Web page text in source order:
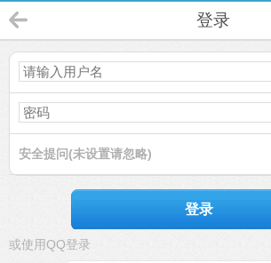
登录
安全提问(未设置请忽略)
登录
或使用QQ登录